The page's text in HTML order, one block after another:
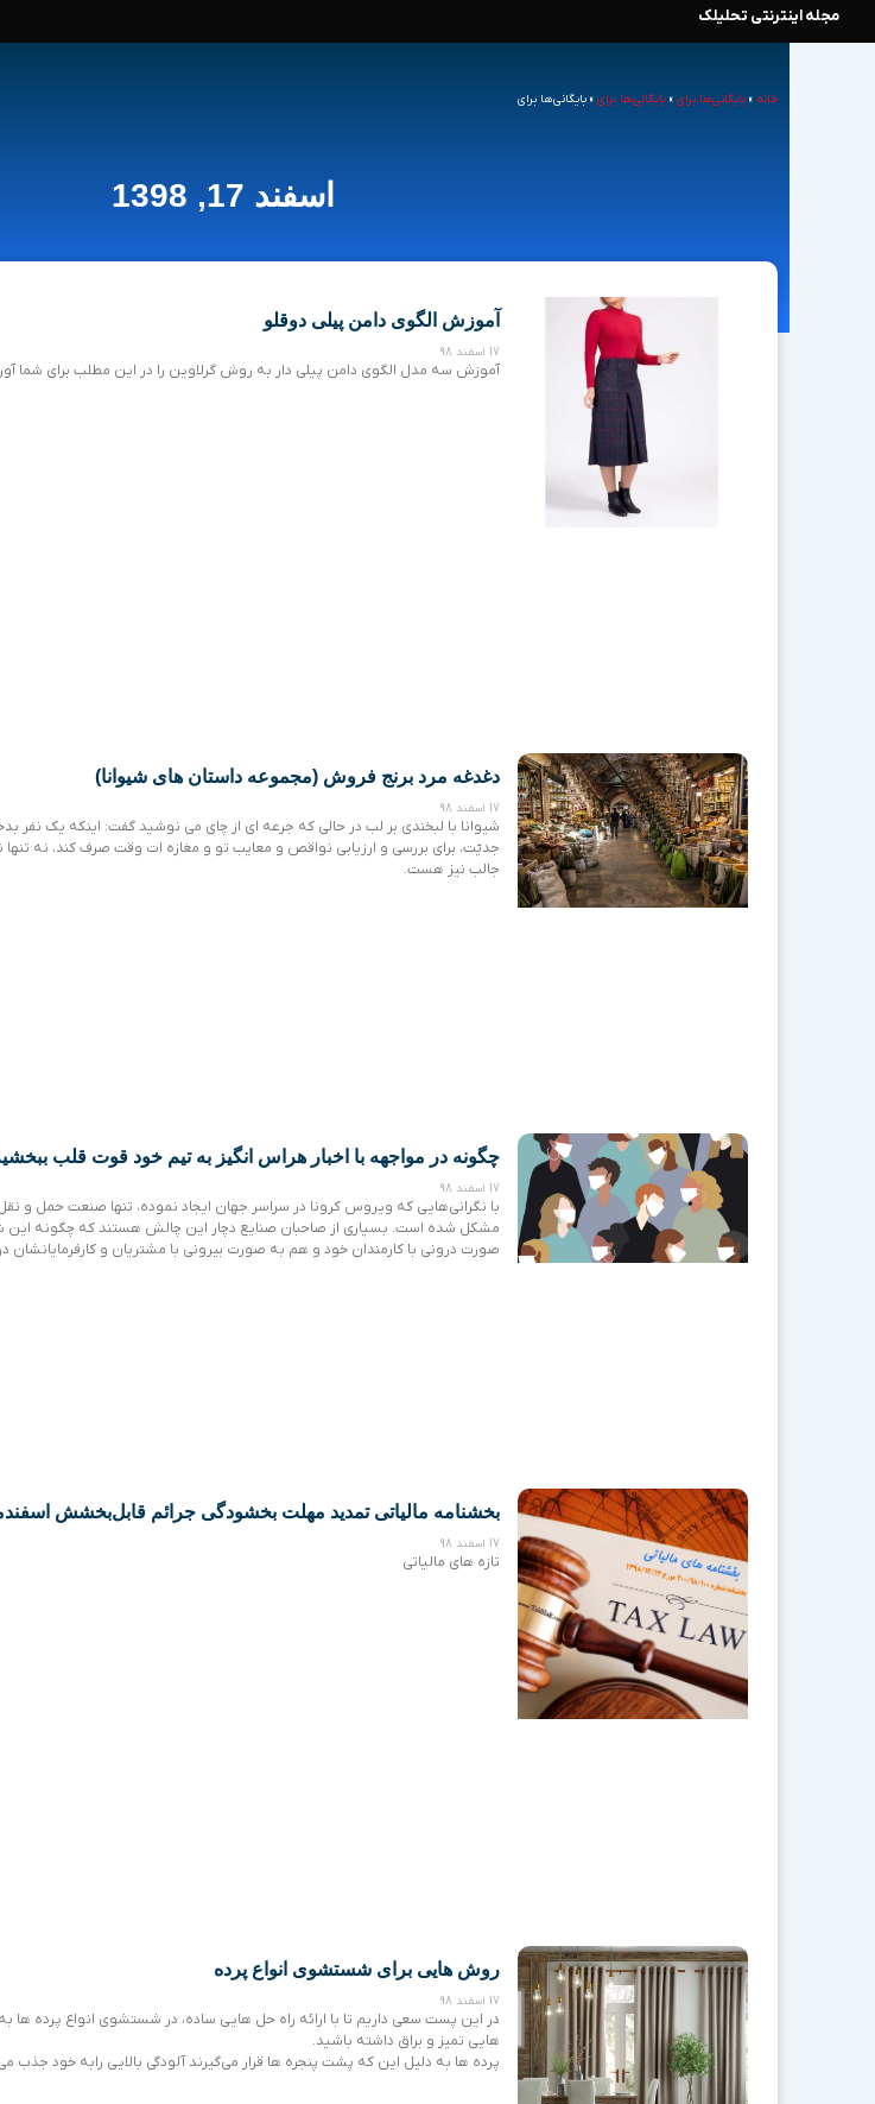
مجله اینترنتی تحلیلک
خانه » بایگانی‌ها برای » بایگانی‌ها برای » بایگانی‌ها برای
اسفند 17, 1398
آموزش الگوی دامن پیلی دوقلو
17 اسفند 98
آموزش سه مدل الگوی دامن پیلی دار به روش گرلاوین را در این مطلب برای شما
دغدغه مرد برنج فروش (مجموعه داستان های شیوانا)
17 اسفند 98
شیوانا با لبخندی بر لب در حالی که جرعه ای از چای می نوشید گفت: اینکه یک نفر
جدیّت، برای بررسی و ارزیابی نواقص و معایب تو و مغازه ات وقت صرف کند، نه
جالب نیز هست.
چگونه در مواجهه با اخبار هراس انگیز به تیم خود قوت قلب
17 اسفند 98
با نگرانی‌­هایی که ویروس کرونا در سراسر جهان ایجاد نموده، تنها صنعت حمل و
مشکل شده است. بسیاری از صاحبان صنایع دچار این چالش هستند که چگونه این
صورت درونی با کارمندان خود و هم به صورت بیرونی با مشتریان و کارفرمایانشان
بخشنامه مالیاتی تمدید مهلت بخشودگی جرائم قابل‌بخشش اسفندماه
17 اسفند 98
تازه های مالیاتی
روش هایی برای شستشوی انواع پرده
17 اسفند 98
در این پست سعی داریم تا با ارائه راه حل هایی ساده، در شستشوی انواع پرده ها
هایی تمیز و براق داشته باشید.
پرده ها به دلیل این که پشت پنجره ها قرار می‌گیرند آلودگی بالایی رابه خود جذب